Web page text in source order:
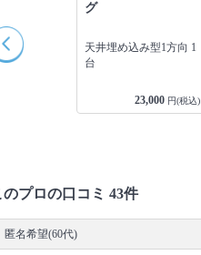
グ
天井埋め込み型1方向 1
台
23,000 円(税込)
のプロの口コミ 43件
匿名希望(60代)